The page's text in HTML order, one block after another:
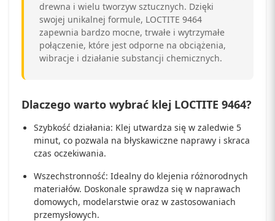
drewna i wielu tworzyw sztucznych. Dzięki
swojej unikalnej formule, LOCTITE 9464
zapewnia bardzo mocne, trwałe i wytrzymałe
połączenie, które jest odporne na obciążenia,
wibracje i działanie substancji chemicznych.
Dlaczego warto wybrać klej LOCTITE 9464?
Szybkość działania: Klej utwardza się w zaledwie 5
minut, co pozwala na błyskawiczne naprawy i skraca
czas oczekiwania.
Wszechstronność: Idealny do klejenia różnorodnych
materiałów. Doskonale sprawdza się w naprawach
domowych, modelarstwie oraz w zastosowaniach
przemysłowych.